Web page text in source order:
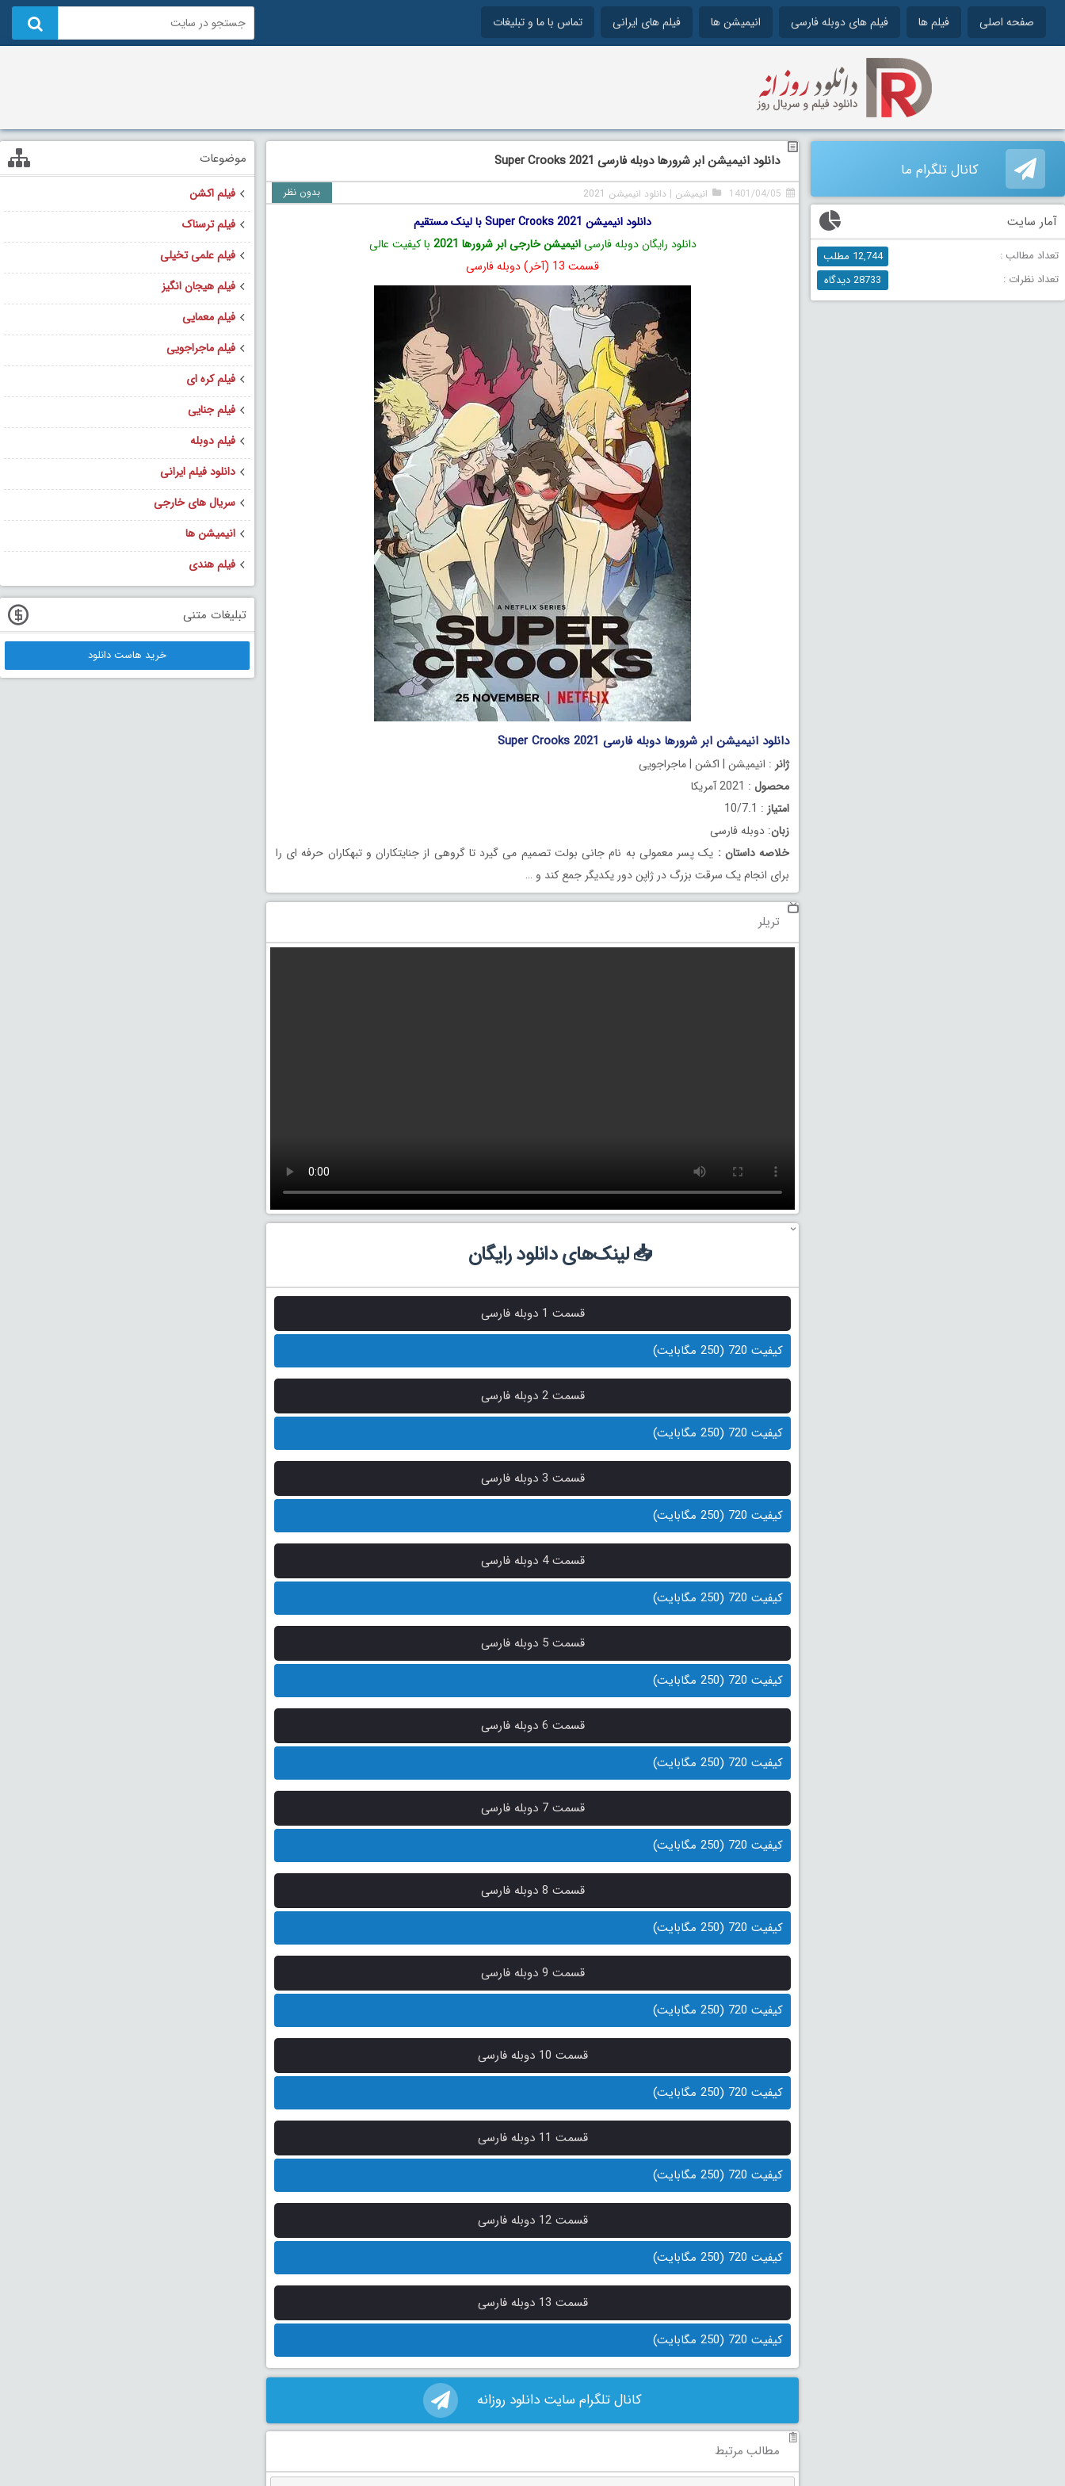
صفحه اصلی فیلم ها فیلم های دوبله فارسی انیمیشن ها فیلم های ایرانی تماس با ما و تبلیغات
دانلود انیمیشن ابر شرورها دوبله فارسی Super Crooks 2021
1401/04/05 انیمیشن | دانلود انیمیشن 2021 بدون نظر
دانلود انیمیشن Super Crooks 2021 با لینک مستقیم
دانلود رایگان دوبله فارسیانیمیشن خارجی ابر شرورها 2021
با کیفیت عالی
قسمت 13 (آخر) دوبله فارسی
دانلود انیمیشن ابر شرورها دوبله فارسی Super Crooks 2021
ژانر : انیمیشن | اکشن | ماجراجویی
محصول : 2021 آمریکا
امتیاز : 10/7.1
زبان: دوبله فارسی
خلاصه داستان : یک پسر معمولی به نام جانی بولت تصمیم می گیرد تا گروهی از جنایتکاران و تبهکاران حرفه ای را
برای انجام یک سرقت بزرگ در ژاپن دور یکدیگر جمع کند و …
تریلر
📥 لینک‌های دانلود رایگان
قسمت 1 دوبله فارسی
کیفیت 720 (250 مگابایت)
قسمت 2 دوبله فارسی
کیفیت 720 (250 مگابایت)
قسمت 3 دوبله فارسی
کیفیت 720 (250 مگابایت)
قسمت 4 دوبله فارسی
کیفیت 720 (250 مگابایت)
قسمت 5 دوبله فارسی
کیفیت 720 (250 مگابایت)
قسمت 6 دوبله فارسی
کیفیت 720 (250 مگابایت)
قسمت 7 دوبله فارسی
کیفیت 720 (250 مگابایت)
قسمت 8 دوبله فارسی
کیفیت 720 (250 مگابایت)
قسمت 9 دوبله فارسی
کیفیت 720 (250 مگابایت)
قسمت 10 دوبله فارسی
کیفیت 720 (250 مگابایت)
قسمت 11 دوبله فارسی
کیفیت 720 (250 مگابایت)
قسمت 12 دوبله فارسی
کیفیت 720 (250 مگابایت)
قسمت 13 دوبله فارسی
کیفیت 720 (250 مگابایت)
کانال تلگرام سایت دانلود روزانه
مطالب مرتبط
کانال تلگرام ما
آمار سایت
تعداد مطالب :
12,744 مطلب
تعداد نظرات :
28733 دیدگاه
موضوعات
فیلم اکشن
فیلم ترسناک
فیلم علمی تخیلی
فیلم هیجان انگیز
فیلم معمایی
فیلم ماجراجویی
فیلم کره ای
فیلم جنایی
فیلم دوبله
دانلود فیلم ایرانی
سریال های خارجی
انیمیشن ها
فیلم هندی
تبلیغات متنی
خرید هاست دانلود